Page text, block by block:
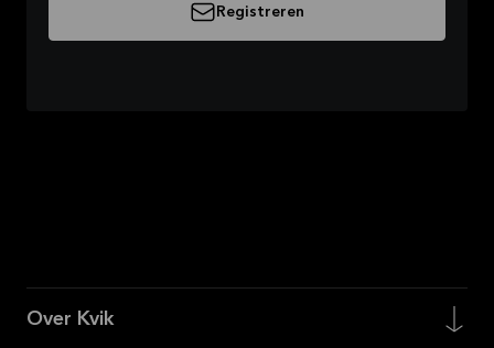
Registreren
Over Kvik